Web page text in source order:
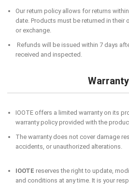
Our return policy allows for returns
date. Products must be returned in their
or exchange.
Refunds will be issued within 7 days
received and inspected.
Warranty
IOOTE offers a limited warranty on its
warranty policy provided with the
The warranty does not cover damage
accidents, or unauthorized alterations.
IOOTE reserves the right to update,
and conditions at any time. It is your